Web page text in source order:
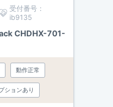
受付番号：
ib9135
CHDHX-701-
動作正常
ションあり